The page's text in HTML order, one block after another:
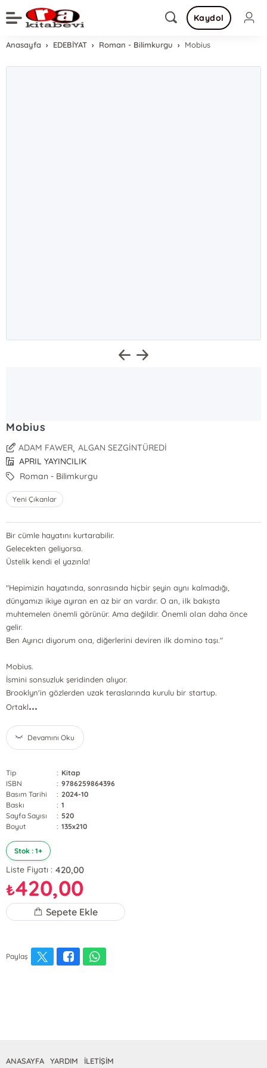
Kaydol
Anasayfa EDEBİYAT Roman - Bilimkurgu Mobius
Mobius
ADAM FAWER, ALGAN SEZGİNTÜREDİ
APRIL YAYINCILIK
Roman - Bilimkurgu
Yeni Çıkanlar
Bir cümle hayatını kurtarabilir.
Gelecekten geliyorsa.
Üstelik kendi el yazınla!
"Hepimizin hayatında, sonrasında hiçbir şeyin aynı kalmadığı,
dünyamızı ikiye ayıran en az bir an vardır. O an, ilk bakışta
muhtemelen önemli görünür. Ama değildir. Önemli olan daha önce
gelir.
Ben Ayırıcı diyorum ona, diğerlerini deviren ilk domino taşı."
Mobius.
İsmini sonsuzluk şeridinden alıyor.
Brooklyn'in gözlerden uzak teraslarında kurulu bir startup.
Ortakl...
Devamını Oku
Tip : Kitap
ISBN
: 9786259864396
Basım Tarihi
: 2024-10
Baskı
: 1
Sayfa Sayısı
: 520
Boyut
: 135x210
Stok : 1+
Liste Fiyatı : 420,00
₺420,00
Sepete Ekle
Paylaş
ANASAYFA YARDIM İLETİŞİM